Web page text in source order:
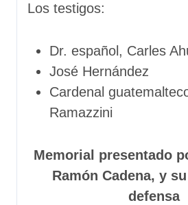
Los testigos:
Dr. español, Carles
José Hernández
Cardenal
Ramazzini
Memorial presentado
Ramón Cadena, y
defensa